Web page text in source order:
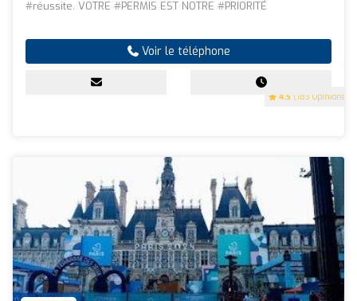
4.5 (183 Opinions)
#réussite. VOTRE #PERMIS EST NOTRE #PRIORITÉ
Voir le téléphone